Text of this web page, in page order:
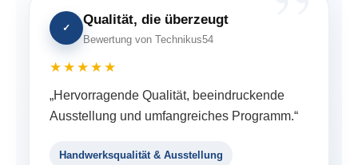
✓
Qualität, die überzeugt
Bewertung von Technikus54
★★★★★
„Hervorragende Qualität, beeindruckende
Ausstellung und umfangreiches Programm.“
Handwerksqualität & Ausstellung